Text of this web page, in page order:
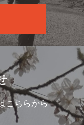
こちらから